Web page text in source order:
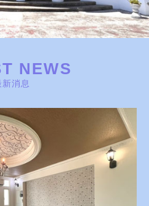
NEWS
新消息